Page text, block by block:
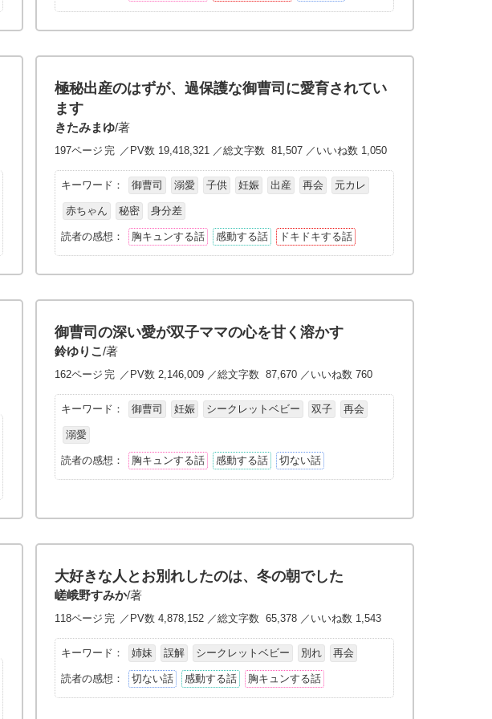
極秘出産のはずが、過保護な御曹司に愛育されてい
ます
きたみまゆ/著
197ページ 完 ／PV数 19,418,321 ／総文字数 81,507 ／いいね数 1,050
キーワード： 御曹司 溺愛 子供 妊娠 出産 再会 元カレ
赤ちゃん 秘密 身分差
読者の感想： 胸キュンする話 感動する話 ドキドキする話
御曹司の深い愛が双子ママの心を甘く溶かす
鈴ゆりこ/著
162ページ 完 ／PV数 2,146,009 ／総文字数 87,670 ／いいね数 760
キーワード： 御曹司 妊娠 シークレットベビー 双子 再会
溺愛
読者の感想： 胸キュンする話 感動する話 切ない話
大好きな人とお別れしたのは、冬の朝でした
嵯峨野すみか/著
118ページ 完 ／PV数 4,878,152 ／総文字数 65,378 ／いいね数 1,543
キーワード： 姉妹 誤解 シークレットベビー 別れ 再会
読者の感想： 切ない話 感動する話 胸キュンする話